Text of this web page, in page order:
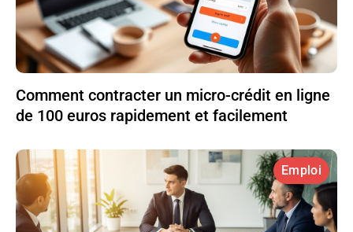
Comment contracter un micro-crédit en ligne
de 100 euros rapidement et facilement
Emploi